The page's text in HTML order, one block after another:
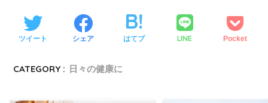
ツイート シェア はてブ LINE Pocket
CATEGORY : 日々の健康に